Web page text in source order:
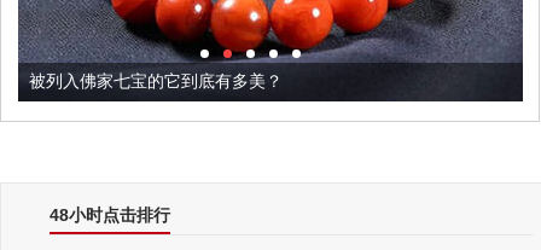
被列入佛家七宝的它到底有多美？
48小时点击排行